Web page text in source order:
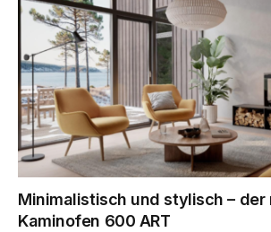
Minimalistisch und stylisch – der
Kaminofen 600 ART